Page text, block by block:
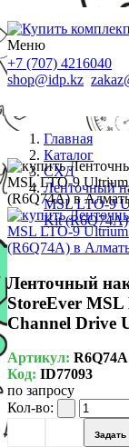
Меню
+7 (707) 4216040
shop@idp.kz
Главная
Каталог
СХД
Ленточный
MSL LTO-9
Kit (R6Q74A)
Ленточный
StoreEver
Channel Drive
Артикул: R6Q74A
Код: ID77093
по запросу
Кол-во:
Задать